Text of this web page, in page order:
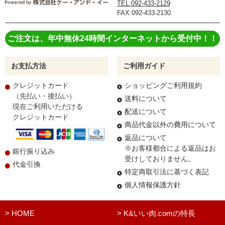
TEL:092-433-2129
FAX:092-433-2130
ご注文は、年中無休24時間インターネットから受付中！！
お支払方法
クレジットカード
（先払い・後払い）
現在ご利用いただける
クレジットカード
銀行振り込み
代金引換
ご利用ガイド
ショッピングご利用規約
送料について
配送について
商品代金以外の費用について
返品について
※お客様都合による返品はお
受けしておりません。
特定商取引法に基づく表記
個人情報保護方針
> HOME > K&いい肉.comの特長